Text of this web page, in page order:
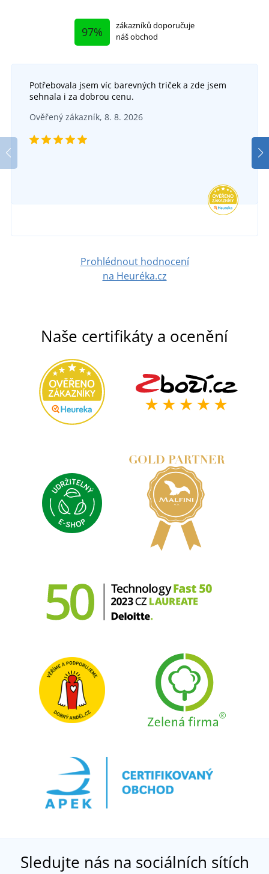
97%
zákazníků doporučuje
náš obchod
Potřebovala jsem víc barevných triček a zde jsem
sehnala i za dobrou cenu.
Ověřený zákazník, 8. 8. 2026
Prohlédnout hodnocení
na Heuréka.cz
Naše certifikáty a ocenění
Sledujte nás na sociálních sítích